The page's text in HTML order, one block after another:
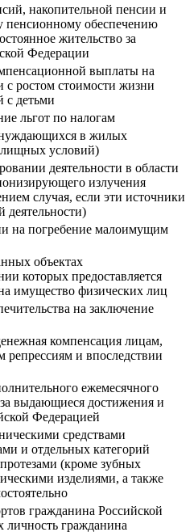
накопительной пенсии и
пенсионному обеспечению
жительство за
Федерации
выплаты на
с ростом стоимости жизни
с детьми
льгот по налогам
в жилых
условий)
деятельности в области
излучения
случая, если эти источники
деятельности)
на погребение малоимущим
объектах
которых предоставляется
имущество физических лиц
на заключение
компенсация лицам,
и впоследствии
ежемесячного
выдающиеся достижения и
Федерацией
средствами
и отдельных категорий
(кроме зубных
изделиями, а также
гражданина Российской
гражданина